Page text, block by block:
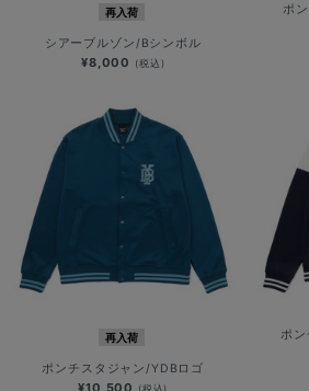
再入荷
シアーブルゾン/Bシンボル
¥8,000 (税込)
ポ
再入荷
ポンチスタジャン/YDBロゴ
ポ